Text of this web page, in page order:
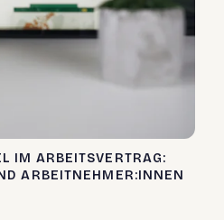
IM ARBEITSVERTRAG:
ARBEITNEHMER:INNEN